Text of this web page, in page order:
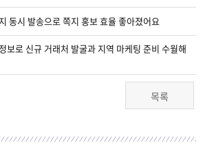
동시 발송으로 쪽지 홍보 효율 좋아졌어요
보로 신규 거래처 발굴과 지역 마케팅 준비 수월해
목록